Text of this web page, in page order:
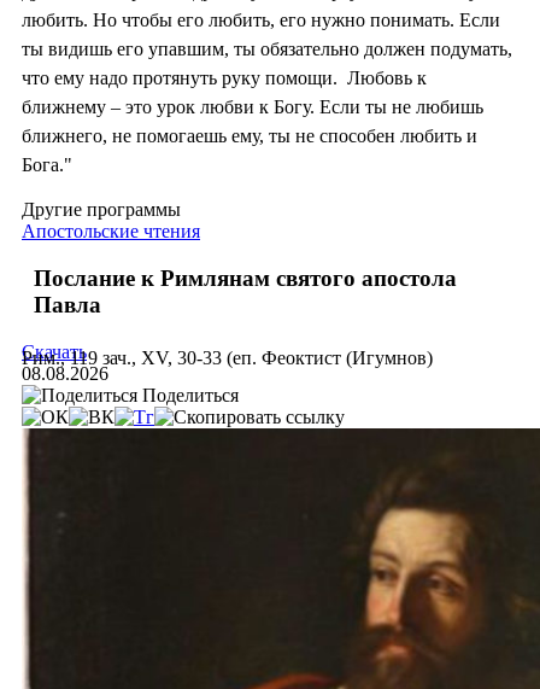
любить. Но чтобы его любить, его нужно понимать. Если
ты видишь его упавшим, ты обязательно должен подумать,
что ему надо протянуть руку помощи. Любовь к
ближнему – это урок любви к Богу. Если ты не любишь
ближнего, не помогаешь ему, ты не способен любить и
Бога."
Другие программы
Апостольские чтения
Послание к Римлянам святого апостола
Павла
Рим., 119 зач., XV, 30-33 (еп. Феоктист (Игумнов)
Скачать
08.08.2026
Поделиться